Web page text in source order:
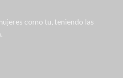
como tu, teniendo las